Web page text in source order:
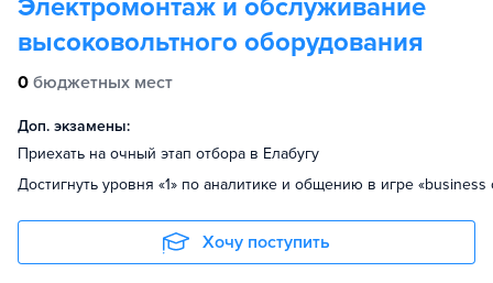
Электромонтаж и обслуживание
высоковольтного оборудования
0 бюджетных мест
Доп. экзамены:
Приехать на очный этап отбора в Елабугу
Достигнуть уровня «1» по аналитике и общению в игре «business
Хочу поступить